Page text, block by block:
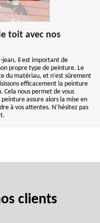
toit avec nos
jean, il est important de
propre type de peinture. Le
du matériau, et n’est sûrement
efficacement la peinture
nous permet de vous
assure alors la mise en
à vos attentes. N’hésitez pas
clients